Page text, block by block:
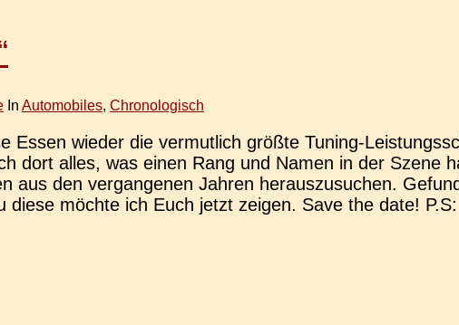
In Automobiles, Chronologisch
Essen wieder die ver­mut­lich größte Tuning-
dort alles, was einen Rang und Namen in der Szene
aus den ver­gan­ge­nen Jahren her­aus­zu­su­chen.
diese möchte ich Euch jetzt zeigen. Save the date!